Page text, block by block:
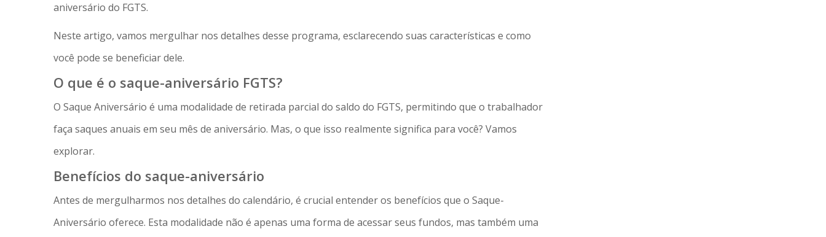
aniversário do FGTS.
Neste artigo, vamos mergulhar nos detalhes desse programa, esclarecendo suas características e como
você pode se beneficiar dele.
O que é o saque-aniversário FGTS?
O Saque Aniversário é uma modalidade de retirada parcial do saldo do FGTS, permitindo que o trabalhador
faça saques anuais em seu mês de aniversário. Mas, o que isso realmente significa para você? Vamos
explorar.
Benefícios do saque-aniversário
Antes de mergulharmos nos detalhes do calendário, é crucial entender os benefícios que o Saque-
Aniversário oferece. Esta modalidade não é apenas uma forma de acessar seus fundos, mas também uma